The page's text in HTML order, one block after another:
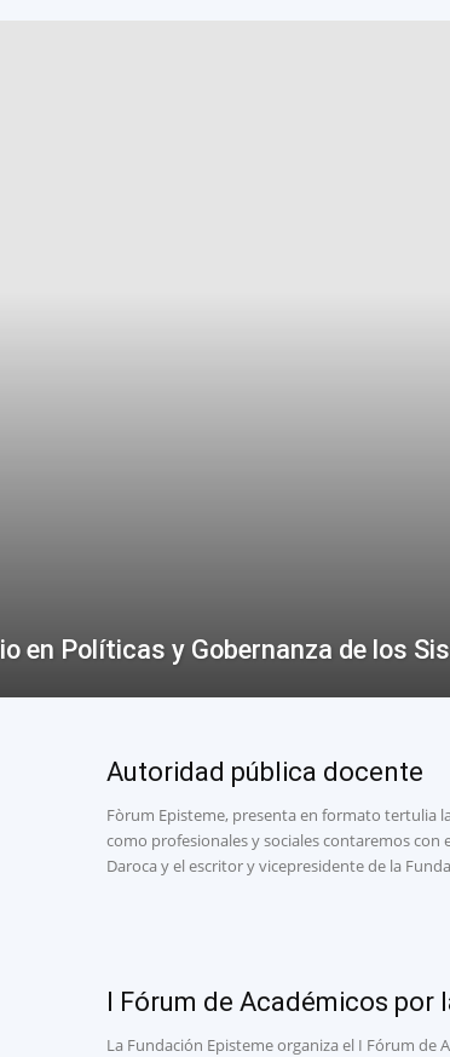
en Políticas y Gobernanza de los
Autoridad pública docente
Fòrum Episteme, presenta en formato tertulia
como profesionales y sociales contaremos con
Daroca y el escritor y vicepresidente de la
I Fórum de Académicos por
La Fundación Episteme organiza el I Fórum de